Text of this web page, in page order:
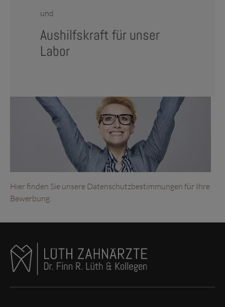
und
Aushilfskraft für unser
Labor
Hier finden Sie unsere Datenschutzbestimmungen für Ihre
Bewerbung.